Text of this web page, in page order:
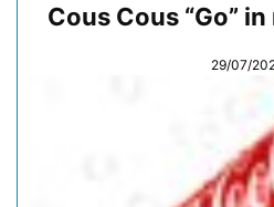
Cous Cous “Go”
29/07/